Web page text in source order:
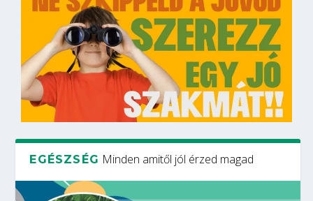
EGÉSZSÉG Minden amitől jól érzed magad